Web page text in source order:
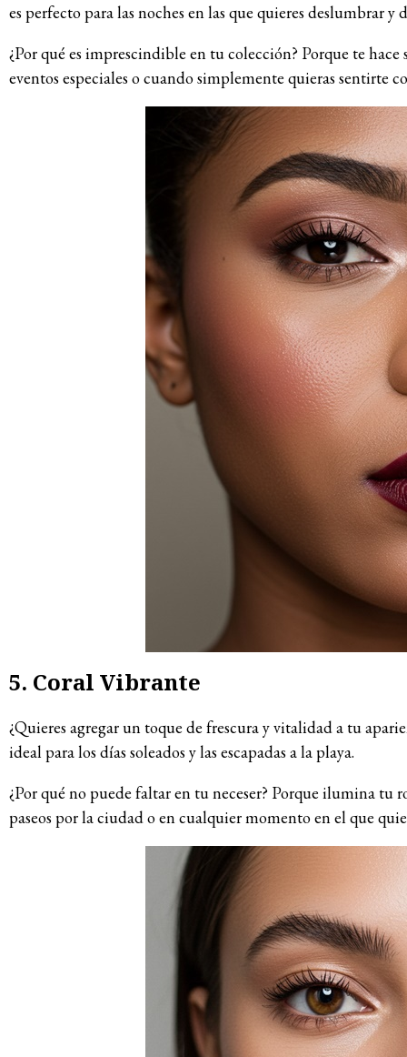
es perfecto para las noches en las que quieres deslumbrar
¿Por qué es imprescindible en tu colección? Porque te
eventos especiales o cuando simplemente quieras sentirte
5. Coral Vibrante
¿Quieres agregar un toque de frescura y vitalidad a tu
ideal para los días soleados y las escapadas a la playa.
¿Por qué no puede faltar en tu neceser? Porque ilumina
paseos por la ciudad o en cualquier momento en el que